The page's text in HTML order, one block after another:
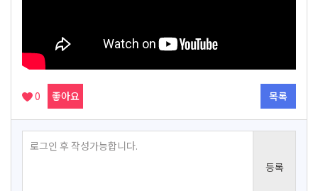
0 좋아요 목록